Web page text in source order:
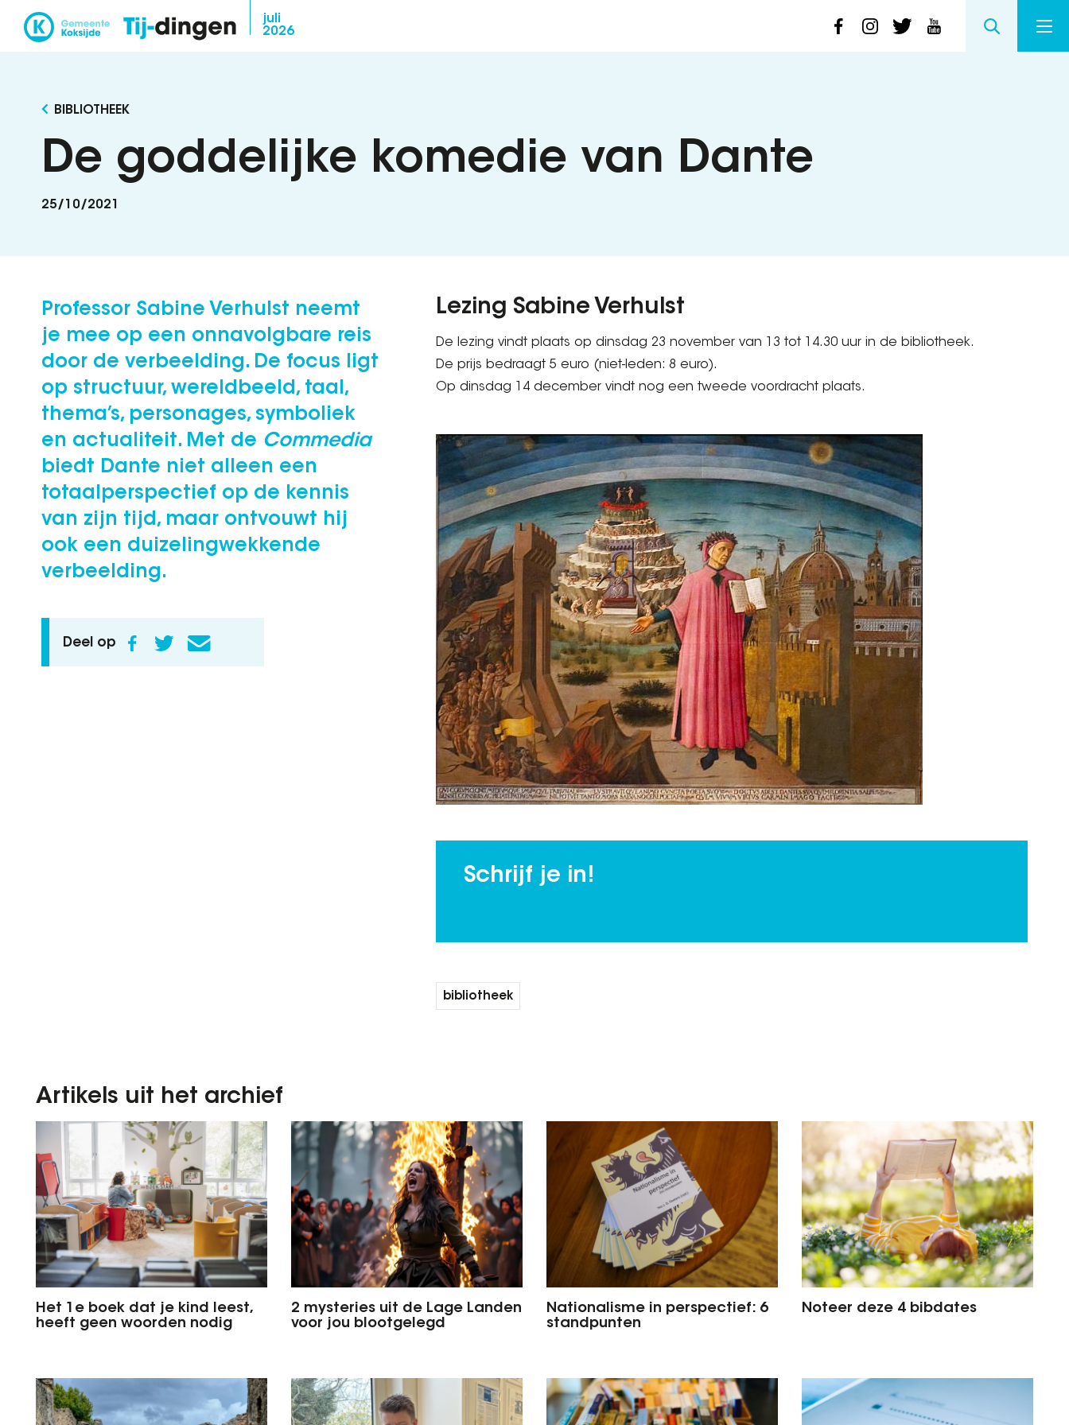
Overslaan
juli
2026
BIBLIOTHEEK
De goddelijke komedie van Dante
25/10/2021
Professor Sabine Verhulst neemt
je mee op een onnavolgbare reis
door de verbeelding. De focus ligt
op structuur, wereldbeeld, taal,
thema’s, personages, symboliek
en actualiteit. Met de Commedia
biedt Dante niet alleen een
totaalperspectief op de kennis
van zijn tijd, maar ontvouwt hij
ook een duizelingwekkende
verbeelding.
Deel op
Lezing Sabine Verhulst
De lezing vindt plaats op dinsdag 23 november van 13 tot 14.30 uur in de bibliotheek.
De prijs bedraagt 5 euro (niet-leden: 8 euro).
Op dinsdag 14 december vindt nog een tweede voordracht plaats.
Schrijf je in!
bibliotheek
Artikels uit het archief
Het 1e boek dat je kind leest,
heeft geen woorden nodig
2 mysteries uit de Lage Landen
voor jou blootgelegd
Nationalisme in perspectief: 6
standpunten
Noteer deze 4 bibdates